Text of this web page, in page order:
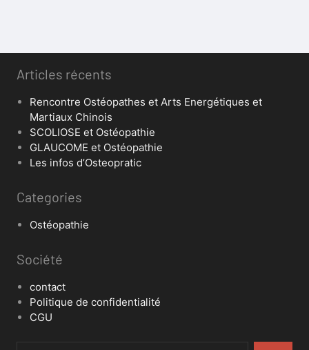
Articles récents
Rencontre Ostéopathes et Arts Energétiques et
Martiaux Chinois
SCOLIOSE et Ostéopathie
GLAUCOME et Ostéopathie
Les infos d’Osteopratic
Categories
Ostéopathie
Société
contact
Politique de confidentialité
CGU